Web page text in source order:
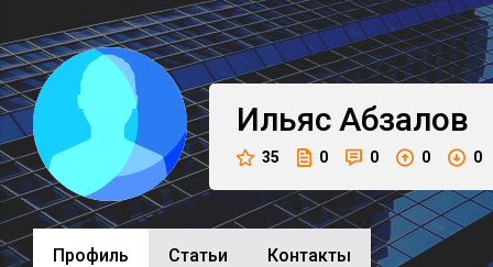
Ильяс Абзалов
35 0 0 0 0
Профиль Cтатьи Контакты